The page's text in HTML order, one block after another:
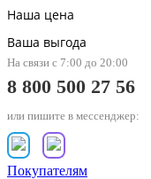
Наша цена
Ваша выгода
На связи с 7:00 до 20:00
8 800 500 27 56
или пишите в мессенджер:
Покупателям